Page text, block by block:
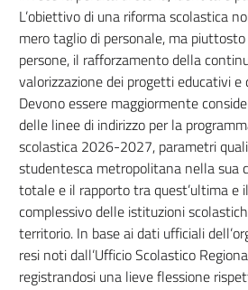
L’obiettivo di una riforma scolastica
mero taglio di personale, ma
persone, il rafforzamento della
valorizzazione dei progetti educativi e
Devono essere maggiormente
delle linee di indirizzo per la
scolastica 2026-2027, parametri
studentesca metropolitana nella sua
totale e il rapporto tra quest’ultima e
complessivo delle istituzioni
territorio. In base ai dati ufficiali
resi noti dall’Ufficio Scolastico
registrandosi una lieve flessione